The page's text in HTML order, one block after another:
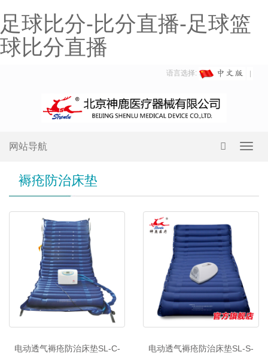
足球比分-比分直播-足球篮
球比分直播
语言选择:
网站导航
褥疮防治床垫
电动透气褥疮防治床垫SL-C-
电动透气褥疮防治床垫SL-S-